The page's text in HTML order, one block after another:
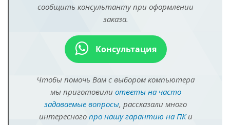
сообщить консультанту при оформлении
заказа.
Консультация
Чтобы помочь Вам с выбором компьютера
мы приготовили ответы на часто
задаваемые вопросы, рассказали много
интересного про нашу гарантию на ПКи